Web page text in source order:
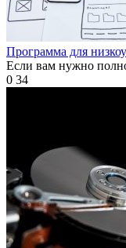
Программа для
Если вам нужно
0 34